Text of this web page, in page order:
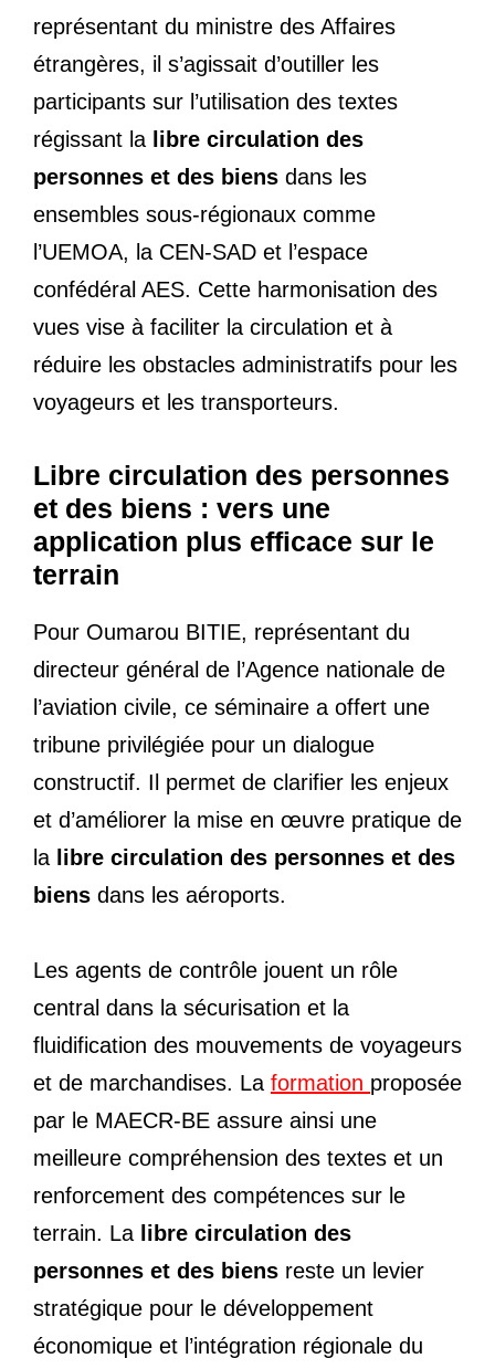
représentant du ministre des Affaires
étrangères, il s’agissait d’outiller les
participants sur l’utilisation des textes
régissant la libre circulation des
personnes et des biens dans les
ensembles sous-régionaux comme
l’UEMOA, la CEN-SAD et l’espace
confédéral AES. Cette harmonisation des
vues vise à faciliter la circulation et à
réduire les obstacles administratifs pour les
voyageurs et les transporteurs.
Libre circulation des personnes
et des biens : vers une
application plus efficace sur le
terrain
Pour Oumarou BITIE, représentant du
directeur général de l’Agence nationale de
l’aviation civile, ce séminaire a offert une
tribune privilégiée pour un dialogue
constructif. Il permet de clarifier les enjeux
et d’améliorer la mise en œuvre pratique de
la libre circulation des personnes et des
biens dans les aéroports.
Les agents de contrôle jouent un rôle
central dans la sécurisation et la
fluidification des mouvements de voyageurs
et de marchandises. La formation proposée
par le MAECR-BE assure ainsi une
meilleure compréhension des textes et un
renforcement des compétences sur le
terrain. La libre circulation des
personnes et des biens reste un levier
stratégique pour le développement
économique et l’intégration régionale du